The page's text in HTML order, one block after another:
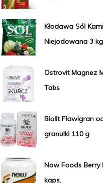
Kłodawa Sól
Niejodowana 3 kg
Ostrovit Magnez
Tabs
Biolit Flawigran
granulki 110 g
Now Foods Berry
kaps.